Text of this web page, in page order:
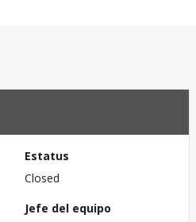
Estatus
Closed
Jefe del equipo